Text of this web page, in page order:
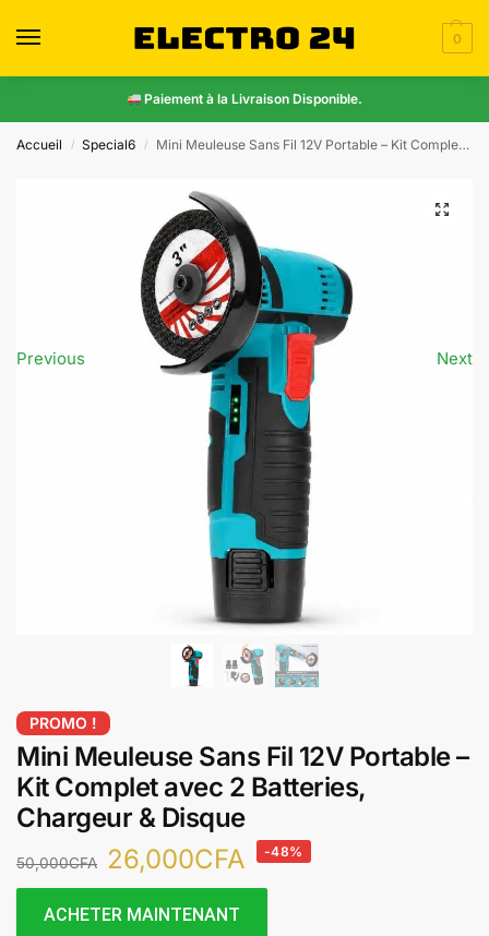
0
Paiement à la Livraison Disponible.
Accueil / Special6 / Mini Meuleuse Sans Fil 12V Portable – Kit Complet avec 2 Batteries, Chargeur & Disque
Previous Next
PROMO !
Mini Meuleuse Sans Fil 12V Portable –
Kit Complet avec 2 Batteries,
Chargeur & Disque
50,000CFA 26,000CFA -48%
ACHETER MAINTENANT